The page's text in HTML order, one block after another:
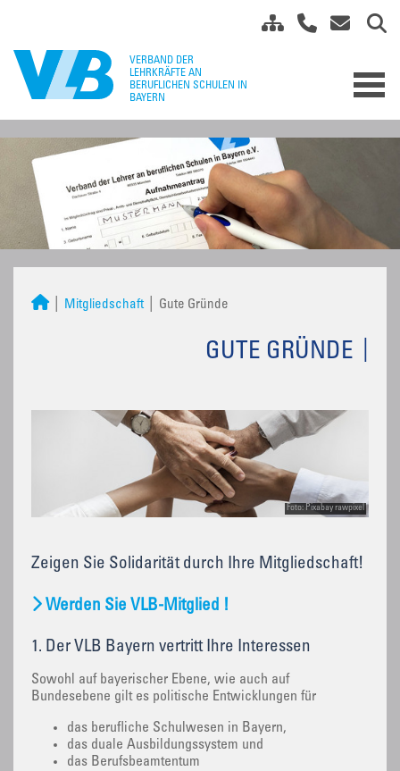
Mitgliedschaft Gute Gründe
GUTE GRÜNDE
Foto: Pixabay rawpixel
Zeigen Sie Solidarität durch Ihre Mitgliedschaft!
Werden Sie VLB-Mitglied !
1. Der VLB Bayern vertritt Ihre Interessen
Sowohl auf bayerischer Ebene, wie auch auf
Bundesebene gilt es politische Entwicklungen für
das berufliche Schulwesen in Bayern,
das duale Ausbildungssystem und
das Berufsbeamtentum